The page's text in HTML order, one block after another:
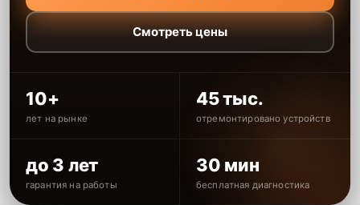
Смотреть цены
10+
лет на рынке
45 тыс.
отремонтировано устройств
до 3 лет
гарантия на работы
30 мин
бесплатная диагностика